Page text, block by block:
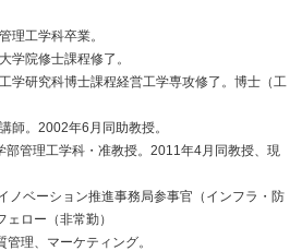
理工学科卒業。
学院修士課程修了。
学研究科博士課程経営工学専攻修了。博士（工
師。2002年6月同助教授。
管理工学科・准教授。2011年4月同教授、現
ノベーション推進事務局参事官（インフラ・防
ロー（非常勤）
理、マーケティング。